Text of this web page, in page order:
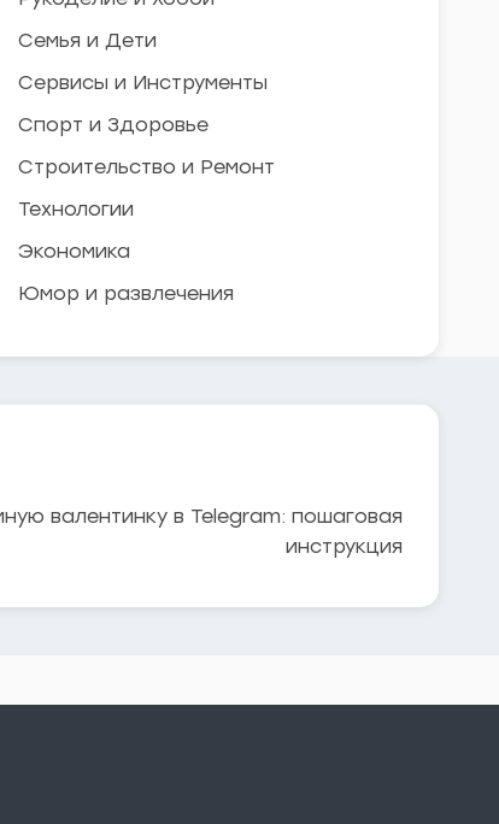
Семья и Дети
Сервисы и Инструменты
Спорт и Здоровье
Строительство и Ремонт
Технологии
Экономика
Юмор и развлечения
валентинку в Telegram: пошаговая
инструкция